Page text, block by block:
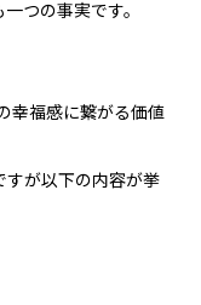
つの事実です。
幸福感に繋がる価値
すが以下の内容が挙